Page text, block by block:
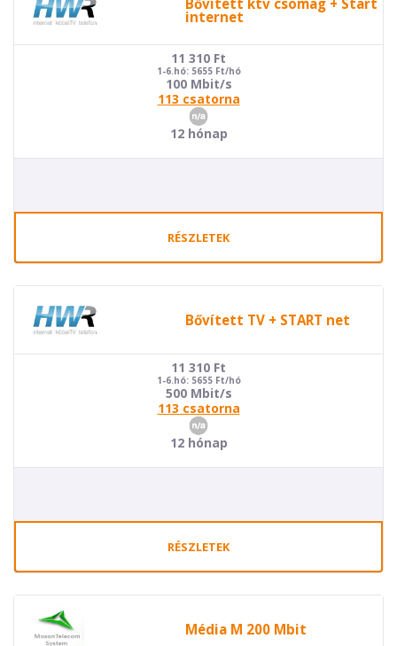
Bővített ktv csomag + Start
internet
11 310 Ft
1-6.hó: 5655 Ft/hó
100 Mbit/s
113 csatorna
12 hónap
RÉSZLETEK
Bővített TV + START net
11 310 Ft
1-6.hó: 5655 Ft/hó
500 Mbit/s
113 csatorna
12 hónap
RÉSZLETEK
Média M 200 Mbit